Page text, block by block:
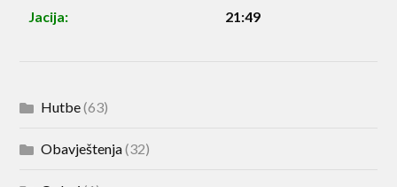
Jacija:
21:49
Hutbe(63)
Obavještenja(32)